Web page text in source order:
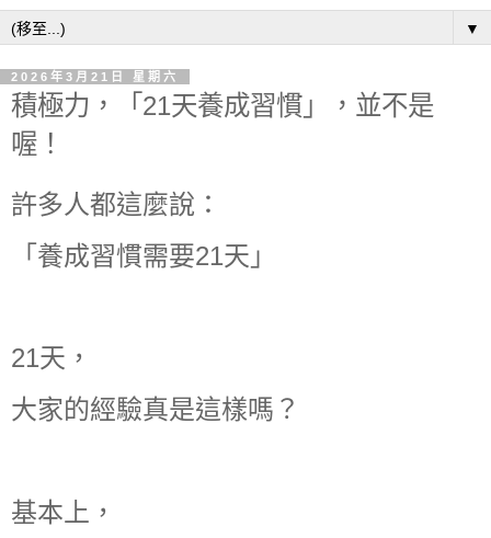
▼
2026年3月21日 星期六
積極力，「21天養成習慣」，並不是
喔！
許多人都這麼說：
「養成習慣需要21天」
21天，
大家的經驗真是這樣嗎？
基本上，